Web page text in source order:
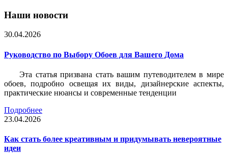
Наши новости
30.04.2026
Руководство по Выбору Обоев для Вашего Дома
Эта статья призвана стать вашим путеводителем в мире
обоев, подробно освещая их виды, дизайнерские аспекты,
практические нюансы и современные тенденции
Подробнее
23.04.2026
Как стать более креативным и придумывать невероятные
идеи